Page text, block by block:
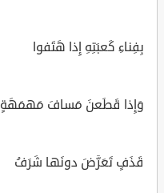
بِفِناءِ كَعبَتِهِ إِذا هَتَفوا
وَإِذا قَطَعنَ مَسافَ مَهمَهَةٍ
قَذَفٍ تَعَرَّضَ دونَها شَرَفُ